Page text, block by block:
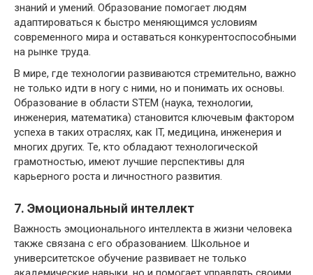
знаний и умений. Образование помогает людям
адаптироваться к быстро меняющимся условиям
современного мира и оставаться конкурентоспособными
на рынке труда.
В мире, где технологии развиваются стремительно, важно
не только идти в ногу с ними, но и понимать их основы.
Образование в области STEM (наука, технологии,
инженерия, математика) становится ключевым фактором
успеха в таких отраслях, как IT, медицина, инженерия и
многих других. Те, кто обладают технологической
грамотностью, имеют лучшие перспективы для
карьерного роста и личностного развития.
7. Эмоциональный интеллект
Важность эмоционального интеллекта в жизни человека
также связана с его образованием. Школьное и
университетское обучение развивает не только